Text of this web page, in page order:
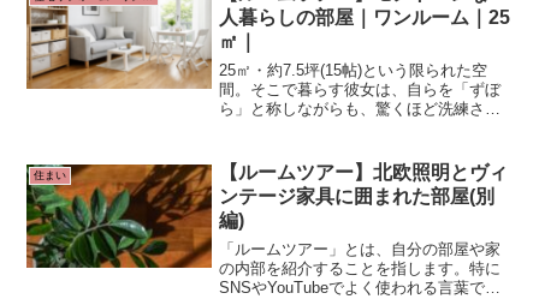
十一歳の直人と出会い、彼...
人暮らしの部屋｜ワンルーム｜25
㎡｜
25㎡・約7.5坪(15帖)という限られた空
間。そこで暮らす彼女は、自らを「ずぼ
ら」と称しながらも、驚くほど洗練され
作り」**にありました。
住まい
【ルームツアー】北欧照明とヴィ
ンテージ家具に囲まれた部屋(別
編)
「ルームツアー」とは、自分の部屋や家
の内部を紹介することを指します。特に
SNSやYouTubeでよく使われる言葉で、